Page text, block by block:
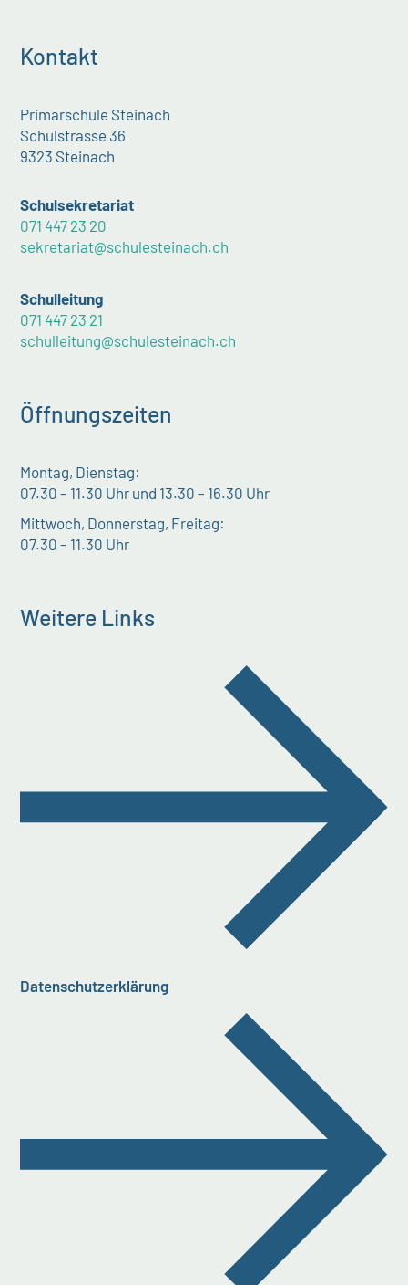
Kontakt
Primarschule Steinach
Schulstrasse 36
9323 Steinach
Schulsekretariat
071 447 23 20
sekretariat@schulesteinach.ch
Schulleitung
071 447 23 21
schulleitung@schulesteinach.ch
Öffnungszeiten
Montag, Dienstag:
07.30 – 11.30 Uhr und 13.30 – 16.30 Uhr
Mittwoch, Donnerstag, Freitag:
07.30 – 11.30 Uhr
Weitere Links
Datenschutzerklärung